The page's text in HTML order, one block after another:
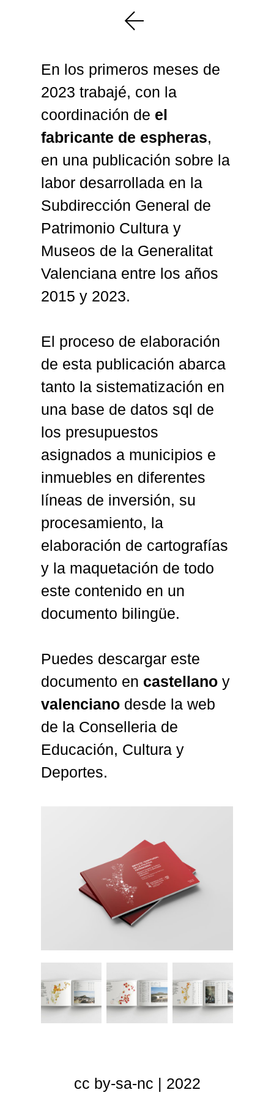
En los primeros meses de
2023 trabajé, con la
coordinación de el
fabricante de espheras,
en una publicación sobre la
labor desarrollada en la
Subdirección General de
Patrimonio Cultura y
Museos de la Generalitat
Valenciana entre los años
2015 y 2023.
El proceso de elaboración
de esta publicación abarca
tanto la sistematización en
una base de datos sql de
los presupuestos
asignados a municipios e
inmuebles en diferentes
líneas de inversión, su
procesamiento, la
elaboración de cartografías
y la maquetación de todo
este contenido en un
documento bilingüe.
Puedes descargar este
documento en castellano y
valenciano desde la web
de la Conselleria de
Educación, Cultura y
Deportes.
cc by-sa-nc | 2022